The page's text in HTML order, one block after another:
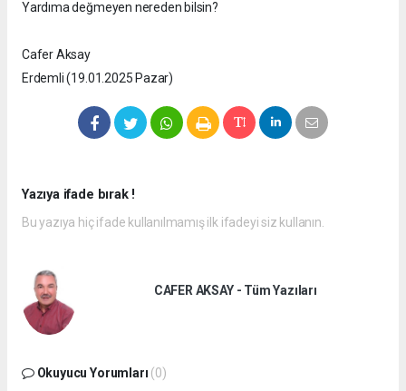
Yardıma değmeyen nereden bilsin?
Cafer Aksay
Erdemli (19.01.2025 Pazar)
Yazıya ifade bırak !
Bu yazıya hiç ifade kullanılmamış ilk ifadeyi siz kullanın.
CAFER AKSAY - Tüm Yazıları
Okuyucu Yorumları (0)